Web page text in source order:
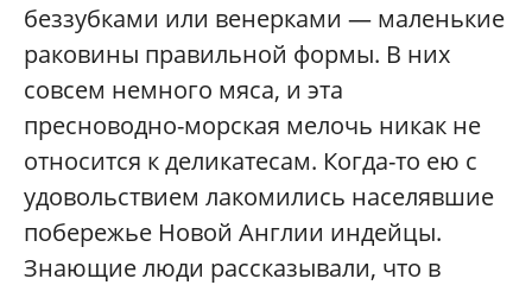
беззубками или венерками — маленькие
раковины правильной формы. В них
совсем немного мяса, и эта
пресноводно-морская мелочь никак не
относится к деликатесам. Когда-то ею с
удовольствием лакомились населявшие
побережье Новой Англии индейцы.
Знающие люди рассказывали, что в